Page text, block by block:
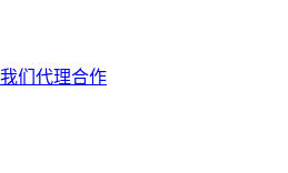
们 代理合作